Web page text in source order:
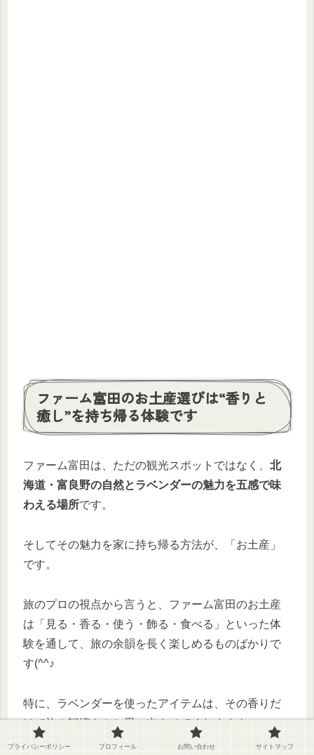
ファーム富田のお土産選びは“香りと
癒し”を持ち帰る体験です
ファーム富田は、ただの観光スポットではなく、 北
海道・富良野の自然とラベンダーの魅力を五感で味
わえる場所です。
そしてその魅力を家に持ち帰る方法が、「お土産」
です。
旅のプロの視点から言うと、ファーム富田のお土産
は「見る・香る・使う・飾る・食べる」といった体
験を通して、旅の余韻を長く楽しめるものばかりで
す(^^♪
特に、ラベンダーを使ったアイテムは、その香りだ
けで旅の記憶をふと思い出させてくれますよ。
プライバシーポリシー プロフィール お問い合わせ サイトマップ